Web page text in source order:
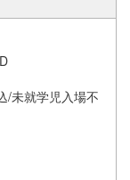
/未就学児入場不